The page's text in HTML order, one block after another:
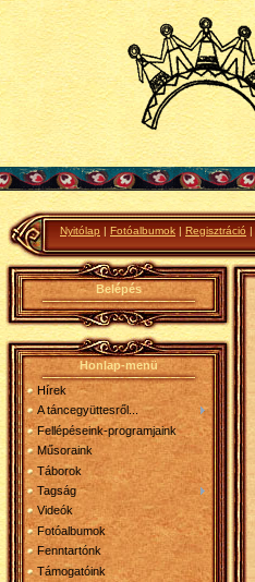
Nyitólap | Fotóalbumok | Regisztráció |
Belépés
Honlap-menü
Hírek
A táncegyüttesről...
Fellépéseink-programjaink
Műsoraink
Táborok
Tagság
Videók
Fotóalbumok
Fenntartónk
Támogatóink